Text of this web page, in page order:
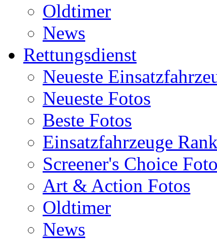
Oldtimer
News
Rettungsdienst
Neueste
Neueste Fotos
Beste Fotos
Einsatzfahrzeuge
Screener's Choice
Art & Action Fotos
Oldtimer
News